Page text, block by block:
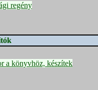
regény
a könyvhöz, készítek